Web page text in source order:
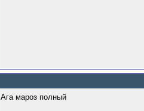
Ага мароз полный